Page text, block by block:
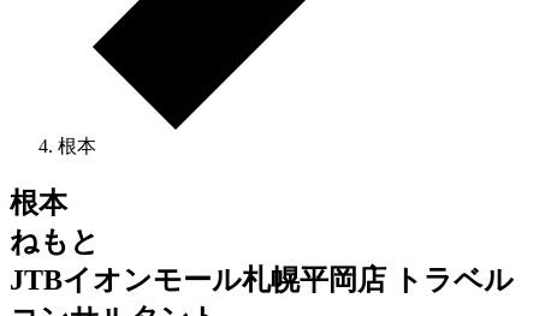
根本
根本
ねもと
JTBイオンモール札幌平岡店 トラベル